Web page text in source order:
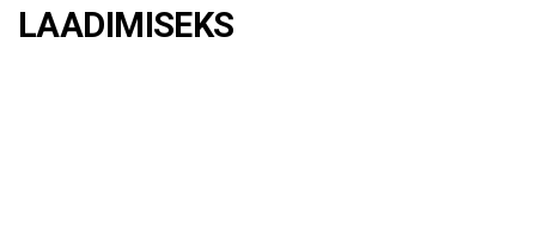
LAADIMISEKS